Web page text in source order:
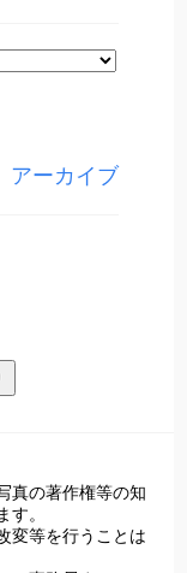
アーカイブ
真の著作権等の知
。
変等を行うことは